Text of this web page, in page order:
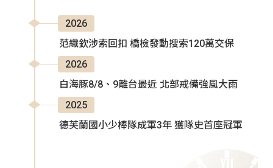
2026
范織欽涉索回扣 橋檢發動搜索120萬交保
2026
白海豚8/8、9離台最近 北部戒備強風大雨
2025
德芙蘭國小少棒隊成軍3年 獲隊史首座冠軍